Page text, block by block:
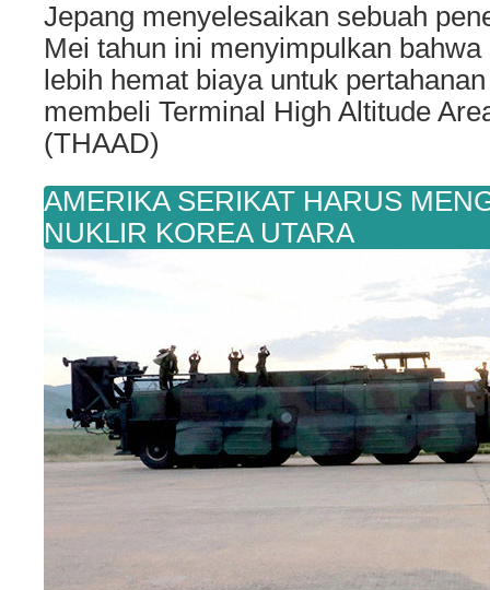
Jepang menyelesaikan sebuah
Mei tahun ini menyimpulkan
lebih hemat biaya untuk
membeli Terminal High Altitude
(THAAD)
AMERIKA SERIKAT HARUS
NUKLIR KOREA UTARA